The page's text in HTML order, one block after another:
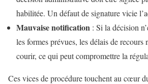
habilitée. Un défaut de signature vicie
Mauvaise notification : Si la décision
les formes prévues, les délais de recours
courir, ce qui peut compromettre la
Ces vices de procédure touchent au cœur